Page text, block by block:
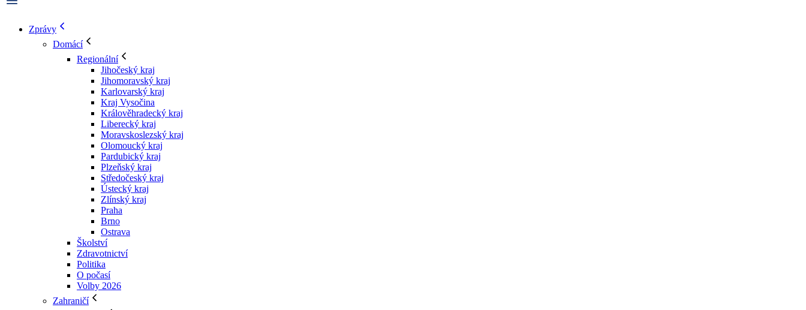
Zprávy
Domácí
Regionální
Jihočeský kraj
Jihomoravský kraj
Karlovarský kraj
Kraj Vysočina
Králověhradecký kraj
Liberecký kraj
Moravskoslezský kraj
Olomoucký kraj
Pardubický kraj
Plzeňský kraj
Středočeský kraj
Ústecký kraj
Zlínský kraj
Praha
Brno
Ostrava
Školství
Zdravotnictví
Politika
O počasí
Volby 2026
Zahraničí